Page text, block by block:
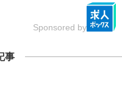
Sponsored by
事